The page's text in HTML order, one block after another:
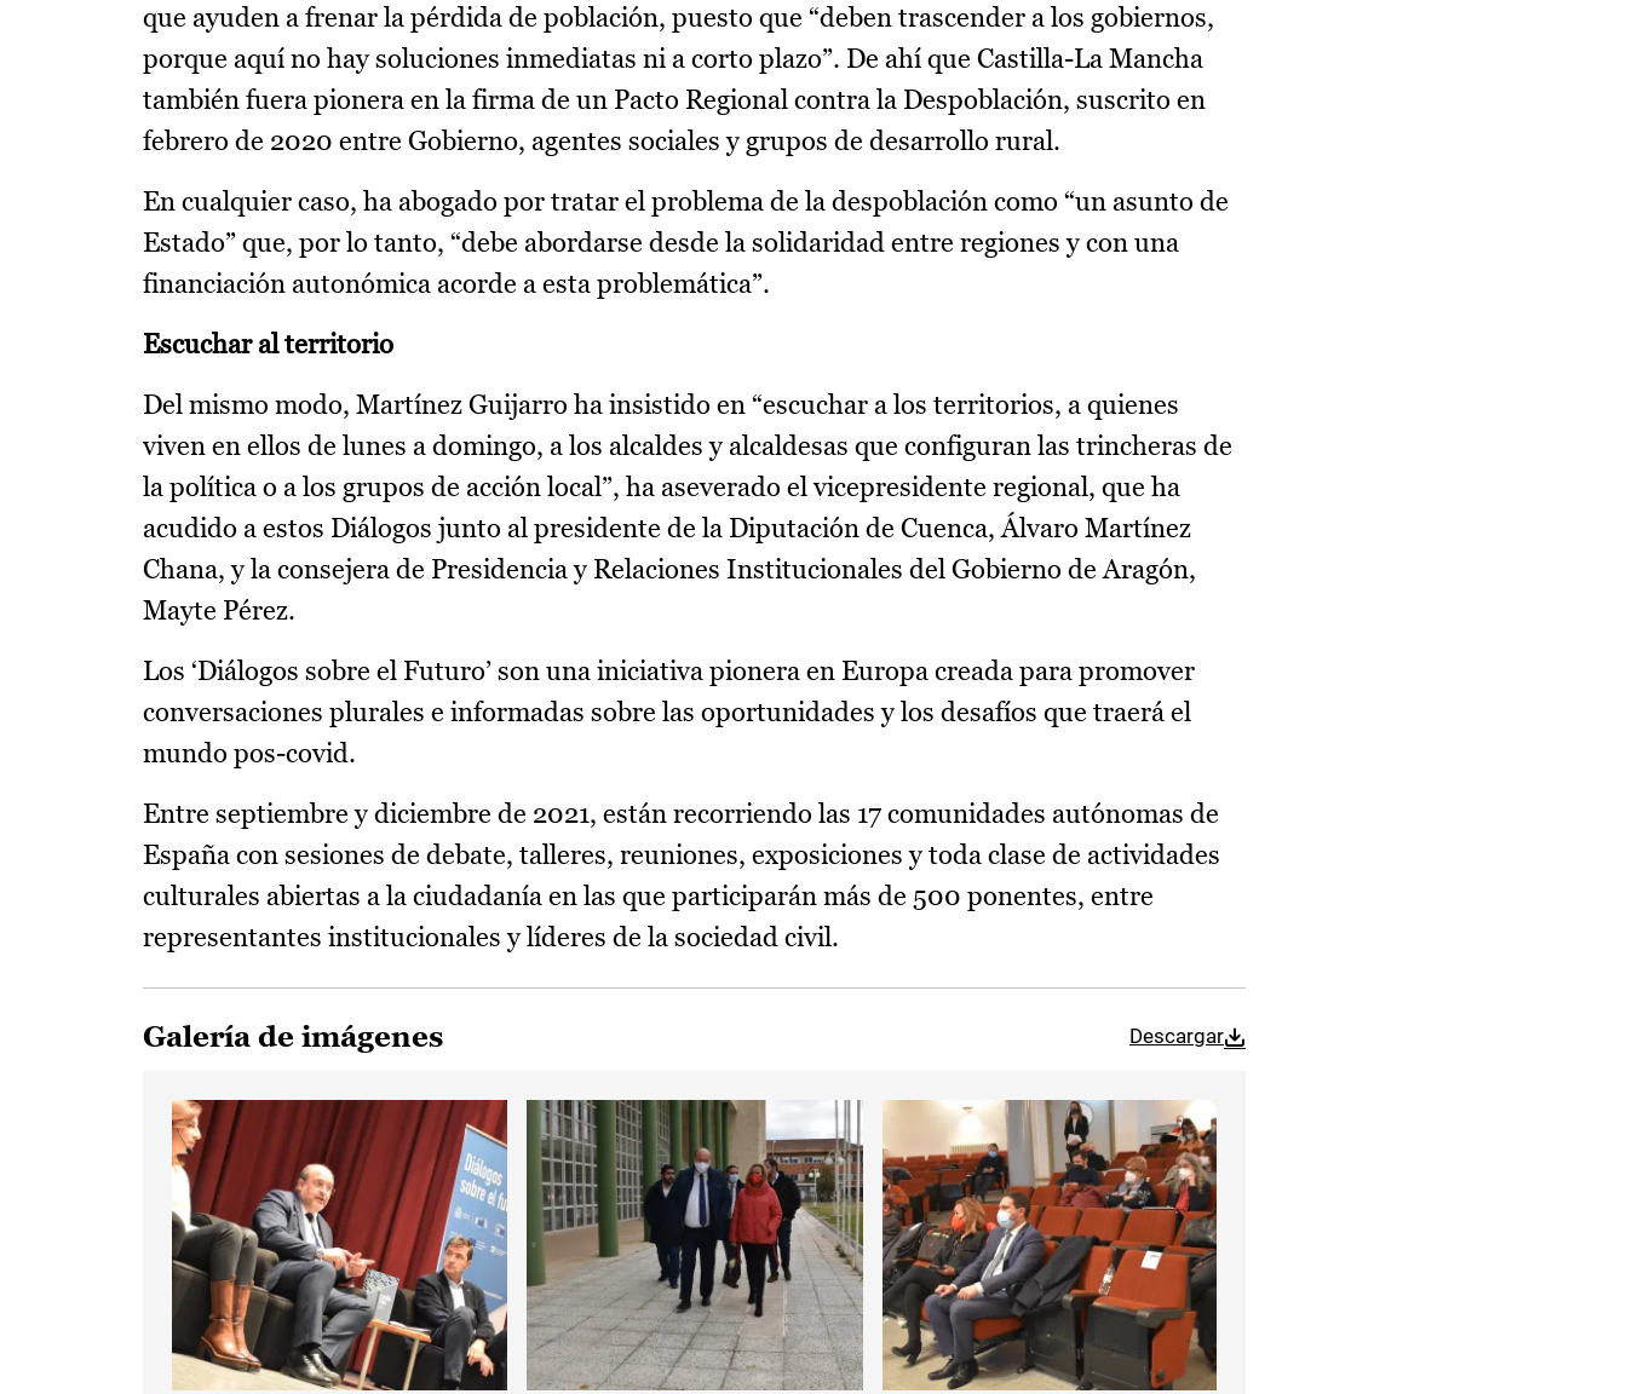
que ayuden a frenar la pérdida de población, puesto que “deben trascender a los gobiernos,
porque aquí no hay soluciones inmediatas ni a corto plazo”. De ahí que Castilla-La Mancha
también fuera pionera en la firma de un Pacto Regional contra la Despoblación, suscrito en
febrero de 2020 entre Gobierno, agentes sociales y grupos de desarrollo rural.
En cualquier caso, ha abogado por tratar el problema de la despoblación como “un asunto de
Estado” que, por lo tanto, “debe abordarse desde la solidaridad entre regiones y con una
financiación autonómica acorde a esta problemática”.
Escuchar al territorio
Del mismo modo, Martínez Guijarro ha insistido en “escuchar a los territorios, a quienes
viven en ellos de lunes a domingo, a los alcaldes y alcaldesas que configuran las trincheras de
la política o a los grupos de acción local”, ha aseverado el vicepresidente regional, que ha
acudido a estos Diálogos junto al presidente de la Diputación de Cuenca, Álvaro Martínez
Chana, y la consejera de Presidencia y Relaciones Institucionales del Gobierno de Aragón,
Mayte Pérez.
Los ‘Diálogos sobre el Futuro’ son una iniciativa pionera en Europa creada para promover
conversaciones plurales e informadas sobre las oportunidades y los desafíos que traerá el
mundo pos-covid.
Entre septiembre y diciembre de 2021, están recorriendo las 17 comunidades autónomas de
España con sesiones de debate, talleres, reuniones, exposiciones y toda clase de actividades
culturales abiertas a la ciudadanía en las que participarán más de 500 ponentes, entre
representantes institucionales y líderes de la sociedad civil.
Galería de imágenes Descargar